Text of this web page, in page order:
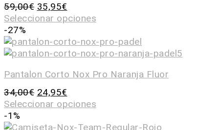
59,00€ 35,95€
Seleccionar opciones
-27%
Pantalon Corto Nox Pro Naranja Fluor
34,00€ 24,95€
Seleccionar opciones
-1%